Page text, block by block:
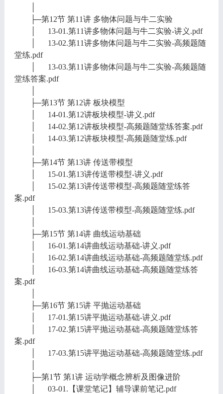
├─第12节 第11讲 多物体问题与牛二实验
│ 13-01.第11讲多物体问题与牛二实验-讲义.pdf
│ 13-02.第11讲多物体问题与牛二实验-高频题随
堂练.pdf
│ 13-03.第11讲多物体问题与牛二实验-高频题随
堂练答案.pdf
├─第13节 第12讲 板块模型
│ 14-01.第12讲板块模型-讲义.pdf
│ 14-02.第12讲板块模型-高频题随堂练答案.pdf
│ 14-03.第12讲板块模型-高频题随堂练.pdf
├─第14节 第13讲 传送带模型
│ 15-01.第13讲传送带模型-讲义.pdf
│ 15-02.第13讲传送带模型-高频题随堂练答
案.pdf
│ 15-03.第13讲传送带模型-高频题随堂练.pdf
├─第15节 第14讲 曲线运动基础
│ 16-01.第14讲曲线运动基础-讲义.pdf
│ 16-02.第14讲曲线运动基础-高频题随堂练.pdf
│ 16-03.第14讲曲线运动基础-高频题随堂练答
案.pdf
├─第16节 第15讲 平抛运动基础
│ 17-01.第15讲平抛运动基础-讲义.pdf
│ 17-02.第15讲平抛运动基础-高频题随堂练答
案.pdf
│ 17-03.第15讲平抛运动基础-高频题随堂练.pdf
├─第1节 第1讲 运动学概念辨析及图像进阶
│ 03-01.【课堂笔记】辅导课前笔记.pdf